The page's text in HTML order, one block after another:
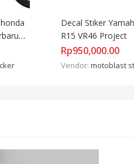
Decal Stiker
R15 VR46 Project
Rp950,000.00
Vendor: motoblast